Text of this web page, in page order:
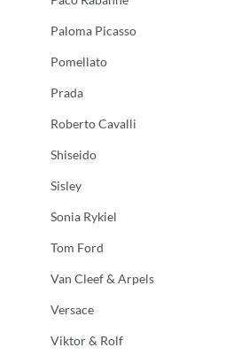
Paloma Picasso
Pomellato
Prada
Roberto Cavalli
Shiseido
Sisley
Sonia Rykiel
Tom Ford
Van Cleef & Arpels
Versace
Viktor & Rolf